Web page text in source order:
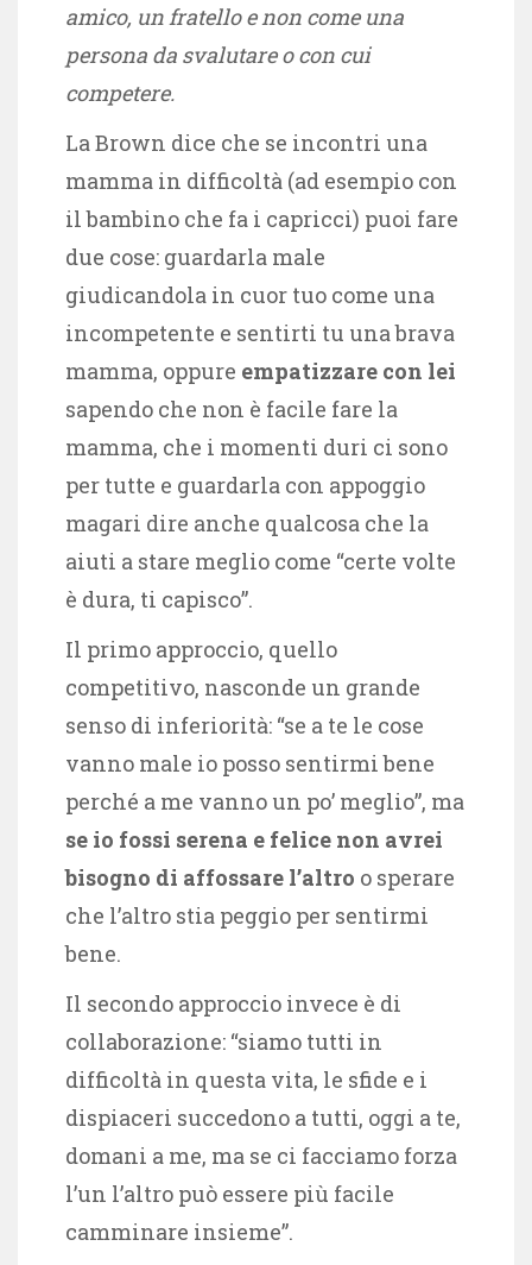
amico, un fratello e non come una
persona da svalutare o con cui
competere.
La Brown dice che se incontri una
mamma in difficoltà (ad esempio con
il bambino che fa i capricci) puoi fare
due cose: guardarla male
giudicandola in cuor tuo come una
incompetente e sentirti tu una brava
mamma, oppure empatizzare con lei
sapendo che non è facile fare la
mamma, che i momenti duri ci sono
per tutte e guardarla con appoggio
magari dire anche qualcosa che la
aiuti a stare meglio come “certe volte
è dura, ti capisco”.
Il primo approccio, quello
competitivo, nasconde un grande
senso di inferiorità: “se a te le cose
vanno male io posso sentirmi bene
perché a me vanno un po’ meglio”, ma
se io fossi serena e felice non avrei
bisogno di affossare l’altro o sperare
che l’altro stia peggio per sentirmi
bene.
Il secondo approccio invece è di
collaborazione: “siamo tutti in
difficoltà in questa vita, le sfide e i
dispiaceri succedono a tutti, oggi a te,
domani a me, ma se ci facciamo forza
l’un l’altro può essere più facile
camminare insieme”.